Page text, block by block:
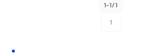
1-1/1
1